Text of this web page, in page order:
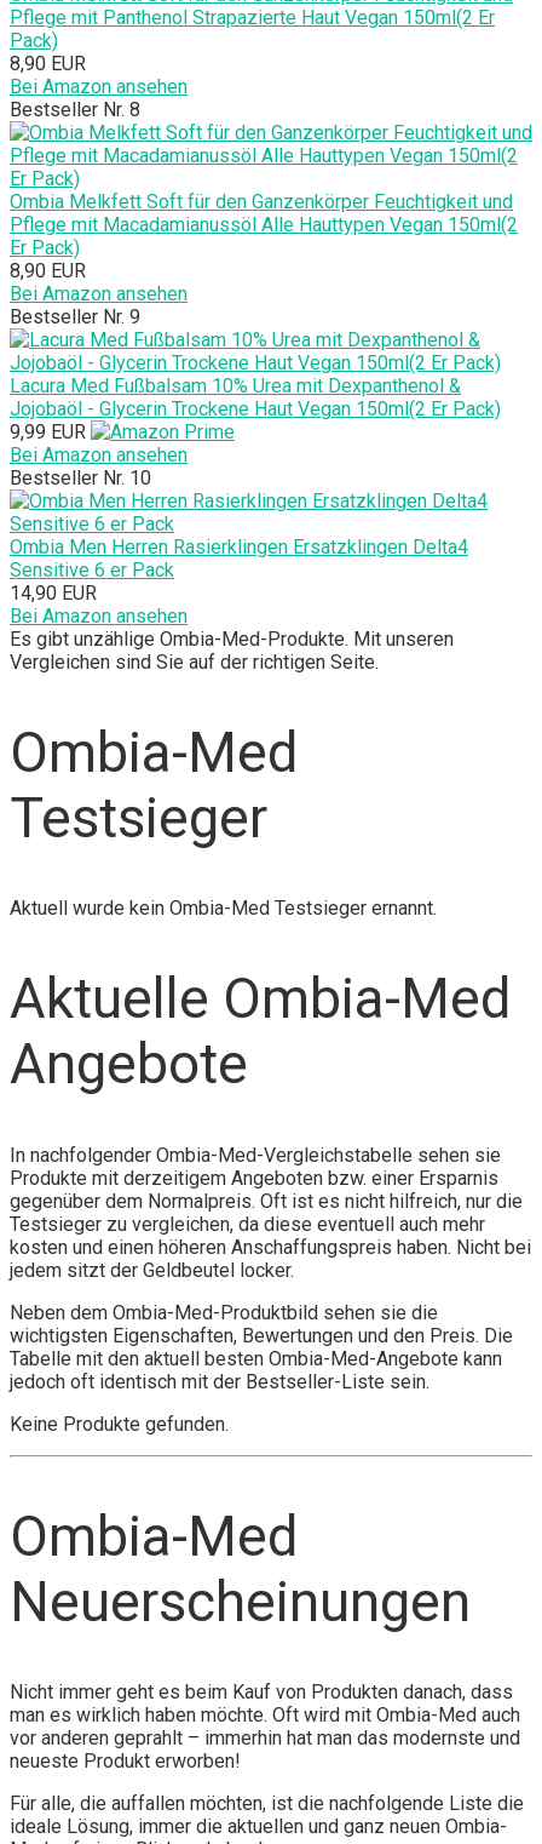
Pflege mit Panthenol Strapazierte Haut Vegan 150ml(2 Er
Pack)
8,90 EUR
Bei Amazon ansehen
Bestseller Nr. 8
Ombia Melkfett Soft für den Ganzenkörper Feuchtigkeit und
Pflege mit Macadamianussöl Alle Hauttypen Vegan 150ml(2
Er Pack)
8,90 EUR
Bei Amazon ansehen
Bestseller Nr. 9
Lacura Med Fußbalsam 10% Urea mit Dexpanthenol &
Jojobaöl - Glycerin Trockene Haut Vegan 150ml(2 Er Pack)
9,99 EUR
Bei Amazon ansehen
Bestseller Nr. 10
Ombia Men Herren Rasierklingen Ersatzklingen Delta4
Sensitive 6 er Pack
14,90 EUR
Bei Amazon ansehen
Es gibt unzählige Ombia-Med-Produkte. Mit unseren
Vergleichen sind Sie auf der richtigen Seite.
Ombia-Med
Testsieger
Aktuell wurde kein Ombia-Med Testsieger ernannt.
Aktuelle Ombia-Med
Angebote
In nachfolgender Ombia-Med-Vergleichstabelle sehen sie
Produkte mit derzeitigem Angeboten bzw. einer Ersparnis
gegenüber dem Normalpreis. Oft ist es nicht hilfreich, nur die
Testsieger zu vergleichen, da diese eventuell auch mehr
kosten und einen höheren Anschaffungspreis haben. Nicht bei
jedem sitzt der Geldbeutel locker.
Neben dem Ombia-Med-Produktbild sehen sie die
wichtigsten Eigenschaften, Bewertungen und den Preis. Die
Tabelle mit den aktuell besten Ombia-Med-Angebote kann
jedoch oft identisch mit der Bestseller-Liste sein.
Keine Produkte gefunden.
Ombia-Med
Neuerscheinungen
Nicht immer geht es beim Kauf von Produkten danach, dass
man es wirklich haben möchte. Oft wird mit Ombia-Med auch
vor anderen geprahlt – immerhin hat man das modernste und
neueste Produkt erworben!
Für alle, die auffallen möchten, ist die nachfolgende Liste die
ideale Lösung, immer die aktuellen und ganz neuen Ombia-